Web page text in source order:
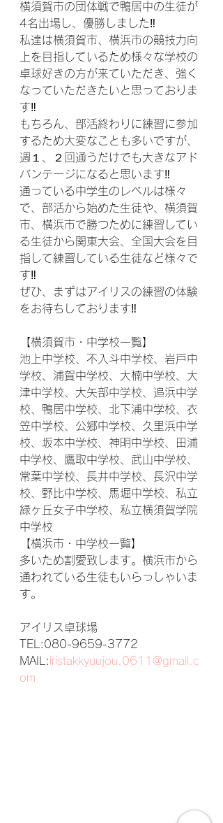
横須賀市の団体戦で鴨居中の生徒が
4名出場し、優勝しました‼
私達は横須賀市、横浜市の競技力向
上を目指しているため様々な学校の
卓球好きの方が来ていただき、強く
なっていただきたいと思っておりま
す‼
もちろん、部活終わりに練習に参加
するため大変なことも多いですが、
週１、２回通うだけでも大きなアド
バンテージになると思います‼
通っている中学生のレベルは様々
で、部活から始めた生徒や、横須賀
市、横浜市で勝つために練習してい
る生徒から関東大会、全国大会を目
指して練習している生徒など様々で
す‼
ぜひ、まずはアイリスの練習の体験
をお待ちしております‼
【横須賀市・中学校一覧】
池上中学校、不入斗中学校、岩戸中
学校、浦賀中学校、大楠中学校、大
津中学校、大矢部中学校、追浜中学
校、鴨居中学校、北下浦中学校、衣
笠中学校、公郷中学校、久里浜中学
校、坂本中学校、神明中学校、田浦
中学校、鷹取中学校、武山中学校、
常葉中学校、長井中学校、長沢中学
校、野比中学校、馬堀中学校、私立
緑ヶ丘女子中学校、私立横須賀学院
中学校
【横浜市・中学校一覧】
多いため割愛致します。横浜市から
通われている生徒もいらっしゃいま
す。
アイリス卓球場
TEL:080-9659-3772
MAIL:iristakkyuujou.0611@gmail.c
om